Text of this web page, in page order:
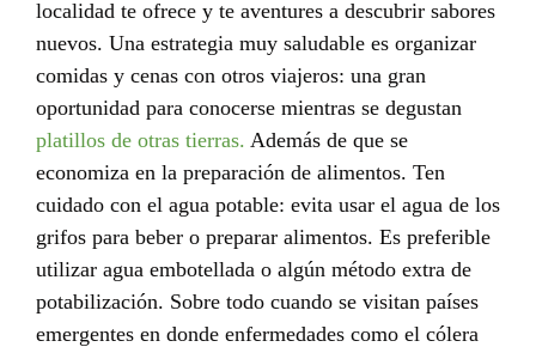
localidad te ofrece y te aventures a descubrir sabores
nuevos. Una estrategia muy saludable es organizar
comidas y cenas con otros viajeros: una gran
oportunidad para conocerse mientras se degustan
platillos de otras tierras. Además de que se
economiza en la preparación de alimentos. Ten
cuidado con el agua potable: evita usar el agua de los
grifos para beber o preparar alimentos. Es preferible
utilizar agua embotellada o algún método extra de
potabilización. Sobre todo cuando se visitan países
emergentes en donde enfermedades como el cólera